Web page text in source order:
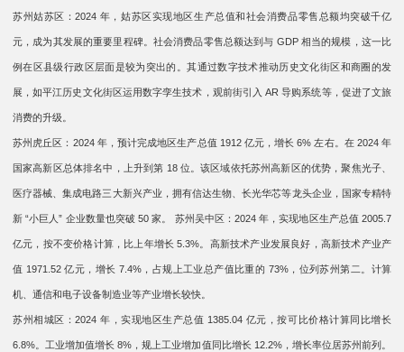
苏州姑苏区：2024 年，姑苏区实现地区生产总值和社会消费品零售总额均突破千亿
元，成为其发展的重要里程碑。社会消费品零售总额达到与 GDP 相当的规模，这一比
例在区县级行政区层面是较为突出的。其通过数字技术推动历史文化街区和商圈的发
展，如平江历史文化街区运用数字孪生技术，观前街引入 AR 导购系统等，促进了文旅
消费的升级。
苏州虎丘区：2024 年，预计完成地区生产总值 1912 亿元，增长 6% 左右。在 2024 年
国家高新区总体排名中，上升到第 18 位。该区域依托苏州高新区的优势，聚焦光子、
医疗器械、集成电路三大新兴产业，拥有信达生物、长光华芯等龙头企业，国家专精特
新 “小巨人” 企业数量也突破 50 家。 苏州吴中区：2024 年，实现地区生产总值 2005.7
亿元，按不变价格计算，比上年增长 5.3%。高新技术产业发展良好，高新技术产业产
值 1971.52 亿元，增长 7.4%，占规上工业总产值比重的 73%，位列苏州第二。计算
机、通信和电子设备制造业等产业增长较快。
苏州相城区：2024 年，实现地区生产总值 1385.04 亿元，按可比价格计算同比增长
6.8%。工业增加值增长 8%，规上工业增加值同比增长 12.2%，增长率位居苏州前列。